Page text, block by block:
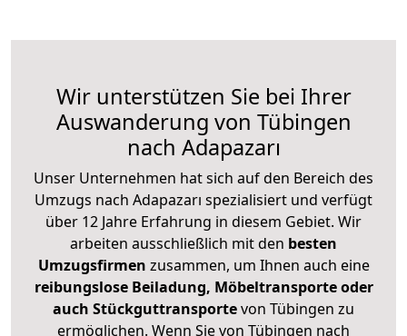
Wir unterstützen Sie bei Ihrer
Auswanderung von Tübingen
nach Adapazarı
Unser Unternehmen hat sich auf den Bereich des
Umzugs nach Adapazarı spezialisiert und verfügt
über 12 Jahre Erfahrung in diesem Gebiet. Wir
arbeiten ausschließlich mit den besten
Umzugsfirmen zusammen, um Ihnen auch eine
reibungslose Beiladung, Möbeltransporte oder
auch Stückguttransportevon Tübingen zu
ermöglichen. Wenn Sie von Tübingen nach